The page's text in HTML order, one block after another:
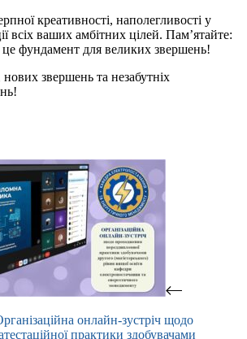
креативності, наполегливості у
всіх ваших амбітних цілей. Пам’ятайте:
фундамент для великих звершень!
звершень та незабутніх
онлайн-зустріч щодо
практики здобувачами